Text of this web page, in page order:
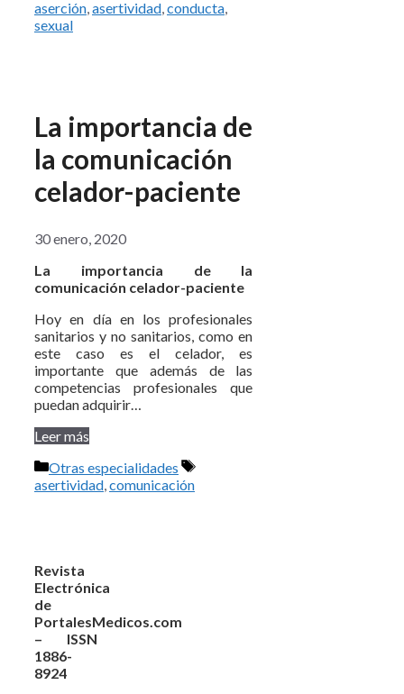
aserción,asertividad,conducta,
sexual
La importancia de
la comunicación
celador-paciente
30 enero, 2020
La importancia de la
comunicación celador-paciente
Hoy en día en los profesionales
sanitarios y no sanitarios, como en
este caso es el celador, es
importante que además de las
competencias profesionales que
puedan adquirir…
Leer más
Categorías
Otras especialidades
Etiquetas
asertividad comunicación
Revista
Electrónica
de
PortalesMedicos.com
– ISSN
1886-
8924